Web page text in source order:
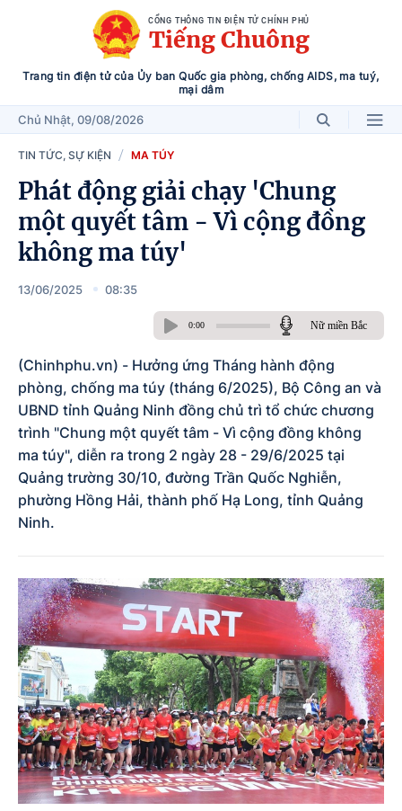
CỔNG THÔNG TIN ĐIỆN TỬ CHÍNH PHỦ
Tiếng Chuông
Trang tin điện tử của Ủy ban Quốc gia phòng, chống AIDS, ma tuý,
mại dâm
Chủ Nhật, 09/08/2026
TIN TỨC, SỰ KIỆN MA TÚY
Phát động giải chạy 'Chung
một quyết tâm - Vì cộng đồng
không ma túy'
13/06/2025 08:35
0:00 Nữ miền Bắc
(Chinhphu.vn) - Hưởng ứng Tháng hành động
phòng, chống ma túy (tháng 6/2025), Bộ Công an và
UBND tỉnh Quảng Ninh đồng chủ trì tổ chức chương
trình "Chung một quyết tâm - Vì cộng đồng không
ma túy", diễn ra trong 2 ngày 28 - 29/6/2025 tại
Quảng trường 30/10, đường Trần Quốc Nghiễn,
phường Hồng Hải, thành phố Hạ Long, tỉnh Quảng
Ninh.